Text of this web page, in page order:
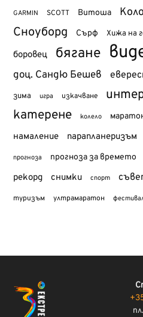
GARMIN SCOTT Витоша
Сноуборд Сърф Хижа на
боровец бягане
доц. Сандю Бешев
зима игра изкачване
катерене колело
намаление парапланеризъм
прогноза прогноза за времето
рекорд снимки спорт
туризъм ултрамаратон